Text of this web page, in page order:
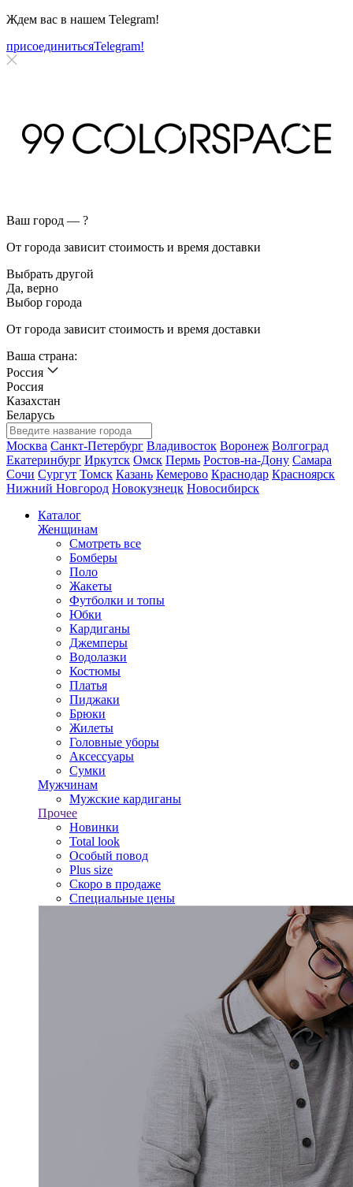
Ждем вас в нашем Telegram!
присоединитьсяTelegram!
Ваш город — ?
От города зависит стоимость и время доставки
Выбрать другой
Да, верно
Выбор города
От города зависит стоимость и время доставки
Ваша страна:
Россия
Россия
Казахстан
Беларусь
Москва Санкт-Петербург Владивосток Воронеж Волгоград
Екатеринбург Иркутск Омск Пермь Ростов-на-Дону Самара
Сочи Сургут Томск Казань Кемерово Краснодар Красноярск
Нижний Новгород Новокузнецк Новосибирск
Каталог
Женщинам
Смотреть все
Бомберы
Поло
Жакеты
Футболки и топы
Юбки
Кардиганы
Джемперы
Водолазки
Костюмы
Платья
Пиджаки
Брюки
Жилеты
Головные уборы
Аксессуары
Сумки
Мужчинам
Мужские кардиганы
Прочее
Новинки
Total look
Особый повод
Plus size
Скоро в продаже
Специальные цены